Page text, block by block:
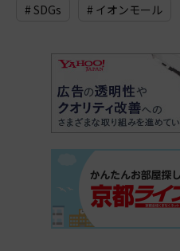
# SDGs # イオンモール